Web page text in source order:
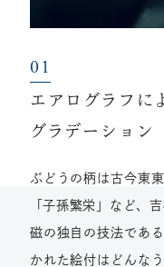
エアログラフに
グラデーション
ぶどうの柄は古今東
「子孫繁栄」など、
磁の独自の技法であ
かれた絵付はどんな